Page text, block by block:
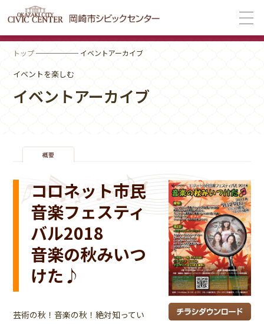
トップ────── イベントアーカイブ
イベントを楽しむ
イベントアーカイブ
コロネット市民
音楽フェスティ
バル2018
音楽の秋みいつ
けた♪
芸術の秋！音楽の秋！絶対知ってい